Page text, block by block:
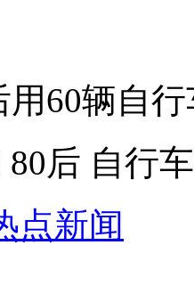
奖60辆自行
后 自行车
点新闻